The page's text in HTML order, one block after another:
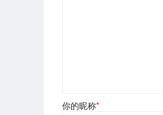
你的昵称*